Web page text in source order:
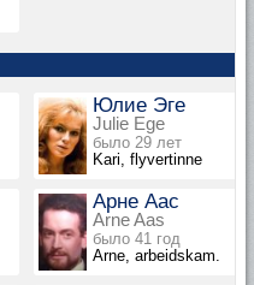
Юлие Эге
Julie Ege
было 29 лет
Kari, flyvertinne
Арне Аас
Arne Aas
было 41 год
Arne, arbeidskam.